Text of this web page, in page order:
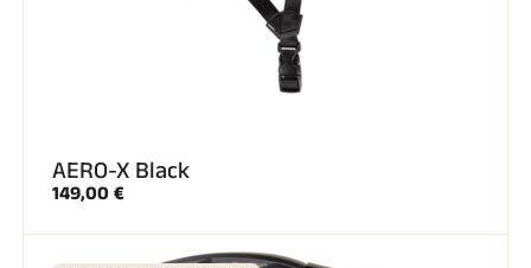
AERO-X Black
149,00 €